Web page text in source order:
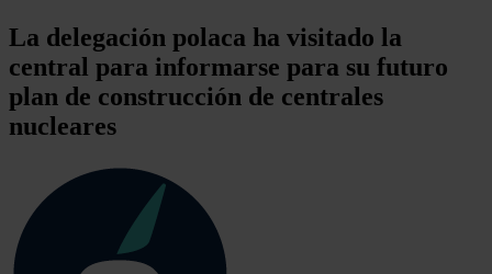
La delegación polaca ha visitado la
central para informarse para su futuro
plan de construcción de centrales
nucleares